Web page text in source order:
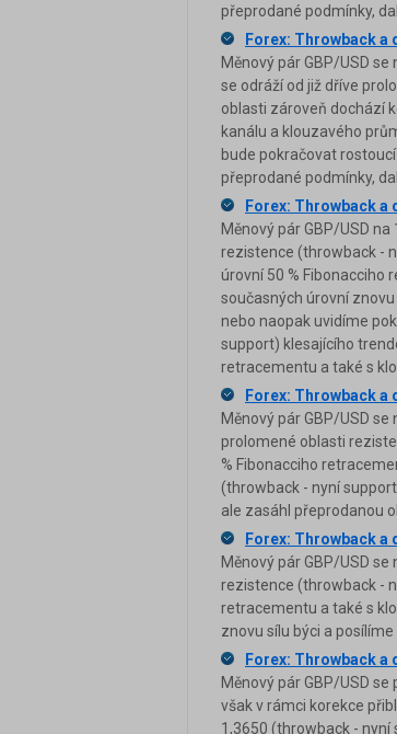
přeprodané podmínky,
Forex: Throwback a
Měnový pár GBP/USD
se odráží od již dříve
oblasti zároveň dochází
kanálu a klouzavého
bude pokračovat
přeprodané podmínky,
Forex: Throwback a
Měnový pár GBP/USD
rezistence (throwback -
úrovní 50 % Fibonacciho
současných úrovní
nebo naopak uvidíme
support) klesajícího
retracementu a také s
Forex: Throwback a
Měnový pár GBP/USD
prolomené oblasti
% Fibonacciho
(throwback - nyní
ale zasáhl přeprodanou
Forex: Throwback a
Měnový pár GBP/USD
rezistence (throwback -
retracementu a také s
znovu sílu býci a
Forex: Throwback a
Měnový pár GBP/USD
však v rámci korekce
1,3650 (throwback - nyní